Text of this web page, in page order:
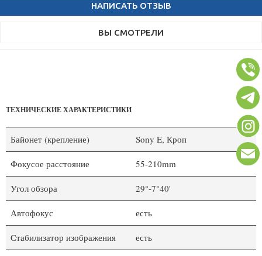
НАПИСАТЬ ОТЗЫВ
ВЫ СМОТРЕЛИ
ТЕХНИЧЕСКИЕ ХАРАКТЕРИСТИКИ
Байонет (крепление) Sony E, Кроп
Фокусое расстояние 55-210mm
Угол обзора 29°-7°40'
Автофокус есть
Стабилизатор изображения есть